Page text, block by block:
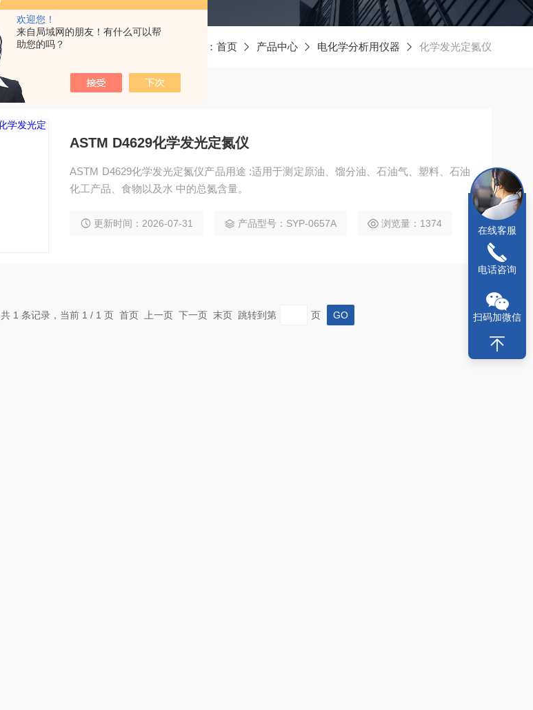
欢迎您！
来自局域网的朋友！有什么可以帮
助您的吗？
当前位置： 首页 产品中心 电化学分析用仪器 化学发光定氮仪
ASTM D4629化学发光定氮仪
ASTM D4629化学发光定氮仪产品用途 :适用于测定原油、馏分油、石油气、塑料、石油
化工产品、食物以及水 中的总氮含量。
更新时间：2026-07-31 产品型号：SYP-0657A 浏览量：1374
共 1 条记录，当前 1 / 1 页 首页 上一页 下一页 末页 跳转到第 页
在线客服
电话咨询
扫码加微信